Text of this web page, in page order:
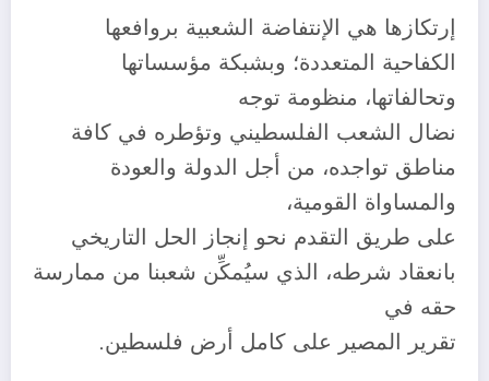
إرتكازها هي الإنتفاضة الشعبية بروافعها
الكفاحية المتعددة؛ وبشبكة مؤسساتها
وتحالفاتها، منظومة توجه
نضال الشعب الفلسطيني وتؤطره في كافة
مناطق تواجده، من أجل الدولة والعودة
والمساواة القومية،
على طريق التقدم نحو إنجاز الحل التاريخي
بانعقاد شرطه، الذي سيُمكِّن شعبنا من ممارسة
حقه في
تقرير المصير على كامل أرض فلسطين.